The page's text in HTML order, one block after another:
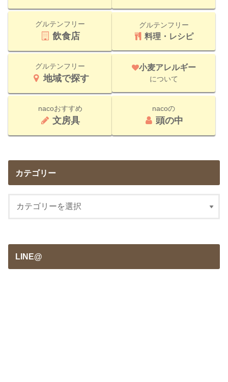
グルテンフリー
飲食店
グルテンフリー
料理・レシピ
グルテンフリー
地域で探す
小麦アレルギー
について
nacoおすすめ
文房具
nacoの
頭の中
カテゴリー
LINE@